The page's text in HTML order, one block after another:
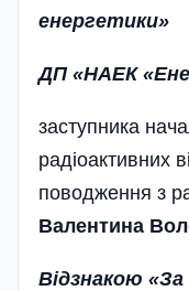
енергетики»
ДП «НАЕК
заступника
радіоактивних
поводження з
Валентина
Відзнакою